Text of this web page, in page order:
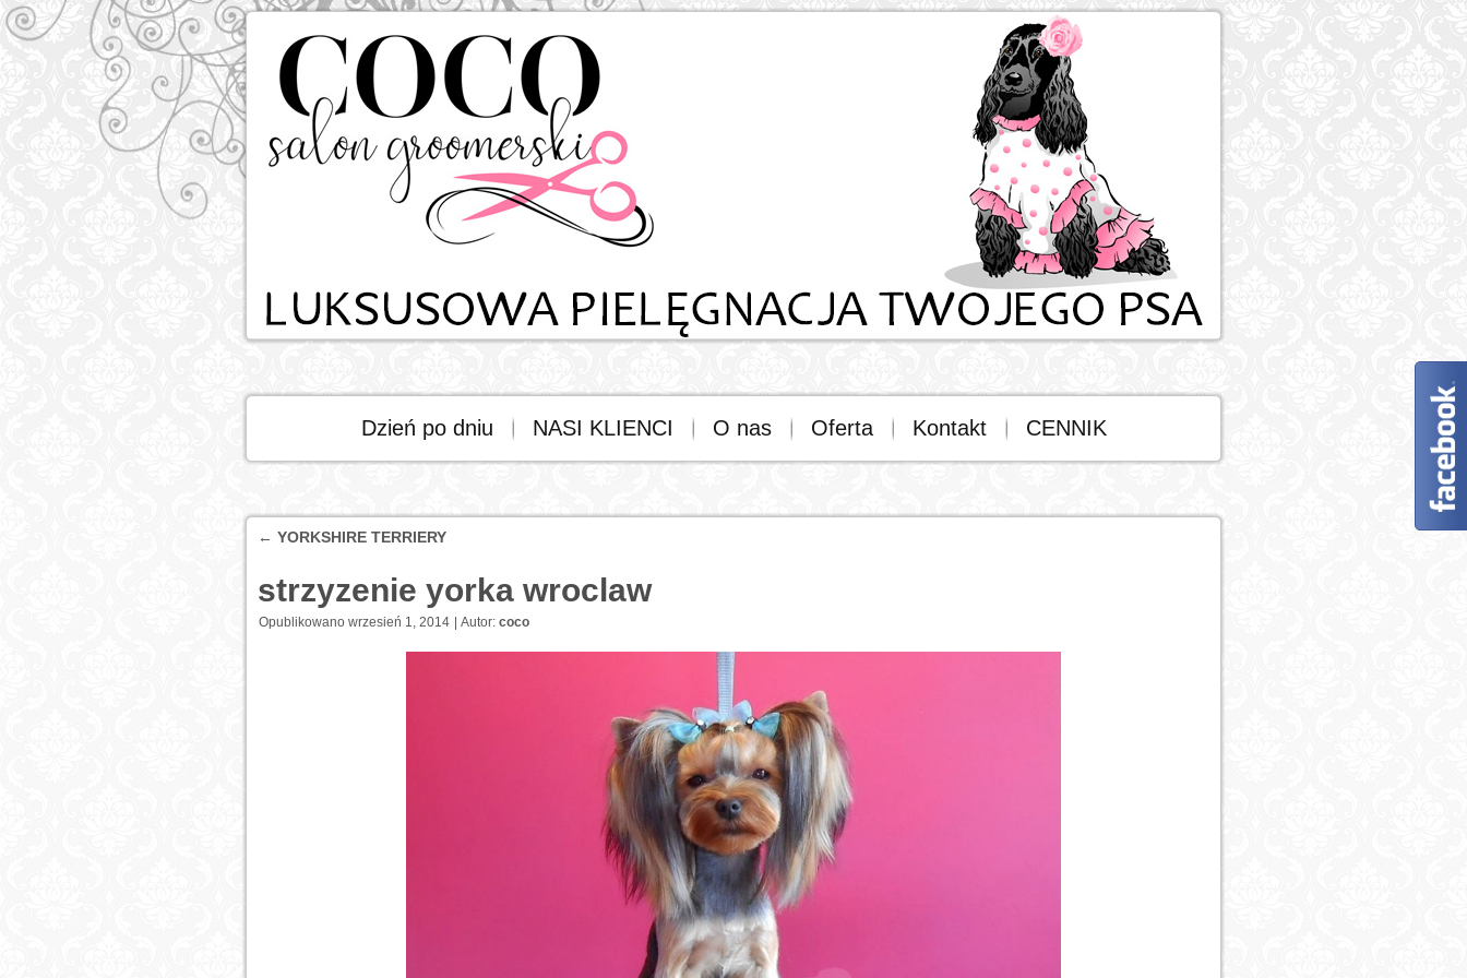
Dzień po dniu NASI KLIENCI O nas Oferta Kontakt CENNIK
← YORKSHIRE TERRIERY
strzyzenie yorka wroclaw
Opublikowano wrzesień 1, 2014 Autor: coco